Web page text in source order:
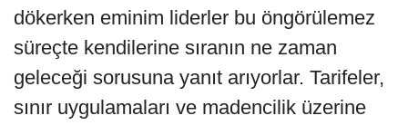
dökerken eminim liderler bu öngörülemez
süreçte kendilerine sıranın ne zaman
geleceği sorusuna yanıt arıyorlar. Tarifeler,
sınır uygulamaları ve madencilik üzerine